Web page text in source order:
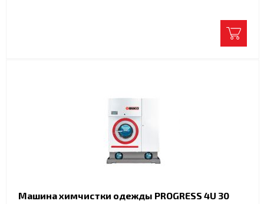
Машина химчистки одежды PROGRESS 4U 30